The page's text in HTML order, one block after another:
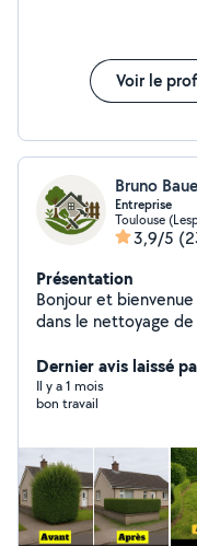
Voir le
Bruno
Entreprise
Toulouse
3,9/5
Présentation
Bonjour et bienvenue ! Nous proposons nos
dans le nettoyage
besoins pour vous
satisfaisant. Nous
de peinture
sérieux, et à
notre savoir-faire à
100 %. Nous
Dernier avis laissé
Il y a 1 mois
bon travail